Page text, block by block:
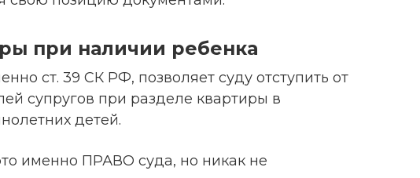
при наличии ребенка
ст. 39 СК РФ, позволяет суду отступить от
супругов при разделе квартиры в
детей.
именно ПРАВО суда, но никак не